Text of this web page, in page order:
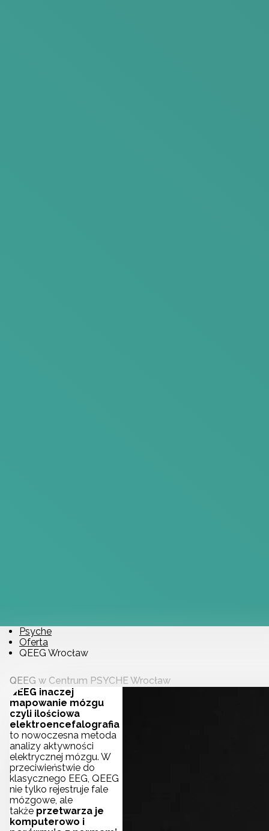
Psyche
Oferta
QEEG Wrocław
QEEG w Centrum PSYCHE Wrocław
QEEG inaczej
mapowanie mózgu
czyli ilościowa
elektroencefalografia
to nowoczesna metoda
analizy aktywności
elektrycznej mózgu. W
przeciwieństwie do
klasycznego EEG, QEEG
nie tylko rejestruje fale
mózgowe, ale
także przetwarza je
komputerowo i